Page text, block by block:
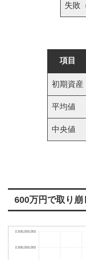
失敗
項目
初期資産
平均値
中央値
600万円で取り崩